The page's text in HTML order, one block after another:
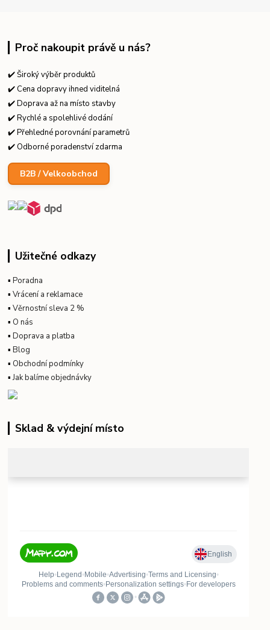
Proč nakoupit právě u nás?
✔️ Široký výběr produktů
✔️ Cena dopravy ihned viditelná
✔️ Doprava až na místo stavby
✔️ Rychlé a spolehlivé dodání
✔️ Přehledné porovnání parametrů
✔️ Odborné poradenství zdarma
B2B / Velkoobchod
Užitečné odkazy
▪Poradna
▪Vrácení a reklamace
▪Věrnostní sleva 2 %
▪ O nás
▪Doprava a platba
▪Blog
▪ Obchodní podmínky
▪Jak balíme objednávky
Sklad & výdejní místo